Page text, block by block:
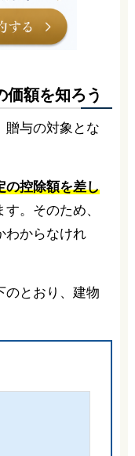
価額を知ろう
贈与の対象とな
の控除額を差し
す。そのため、
わからなけれ
のとおり、建物